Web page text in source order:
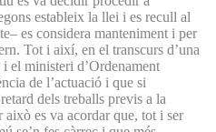
estableix la llei i es recull al
es considera manteniment i per
Tot i així, en el transcurs d’una
el ministeri d’Ordenament
de l’actuació i que si
dels treballs previs a la
això es va acordar que, tot i ser